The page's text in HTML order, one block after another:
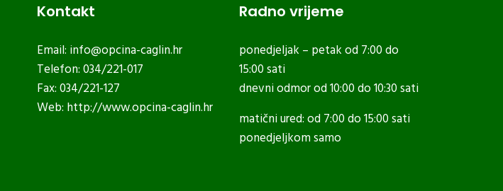
Kontakt
Email: info@opcina-caglin.hr
Telefon: 034/221-017
Fax: 034/221-127
Web: http://www.opcina-caglin.hr
Radno vrijeme
ponedjeljak – petak od 7:00 do
15:00 sati
dnevni odmor od 10:00 do 10:30 sati
matični ured: od 7:00 do 15:00 sati
ponedjeljkom samo